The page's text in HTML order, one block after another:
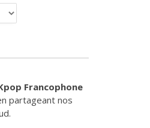
Francophone
partageant nos